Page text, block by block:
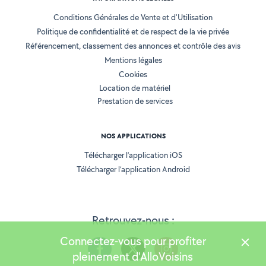
Retrouvez-nous :
Conditions Générales de Vente et d'Utilisation
Politique de confidentialité et de respect de la vie privée
Référencement, classement des annonces et contrôle des avis
Mentions légales
Cookies
Location de matériel
Prestation de services
NOS APPLICATIONS
Télécharger l’application iOS
Télécharger l’application Android
Connectez-vous pour profiter
pleinement d'AlloVoisins